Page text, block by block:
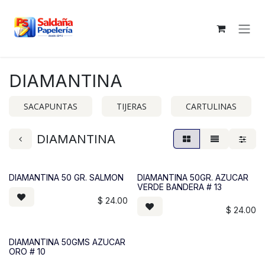
DIAMANTINA
SACAPUNTAS TIJERAS CARTULINAS
DIAMANTINA
DIAMANTINA 50 GR. SALMON
$ 24.00
DIAMANTINA 50GR. AZUCAR
VERDE BANDERA # 13
$ 24.00
DIAMANTINA 50GMS AZUCAR
ORO # 10